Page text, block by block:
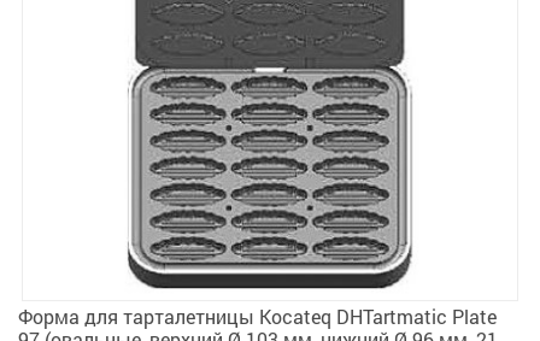
Форма для тарталетницы Kocateq DHTartmatic Plate